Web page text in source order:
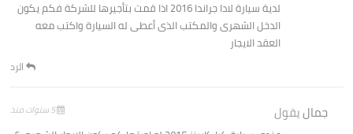
لدية سيارة لادا جراندا 2016 اذا قمت بتأجيرها للشركة فكم يكون
الدخل الشهرى والمكتب الذى أعطى له السيارة واكتب معه
العقد الايجار
الرد
جماليقول 5 سنوات منذ